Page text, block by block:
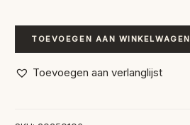
Handgeweven
Oorbellen
Orange/Fuchsia
TOEVOEGEN AAN WINKELWAGEN
Toevoegen aan verlanglijst